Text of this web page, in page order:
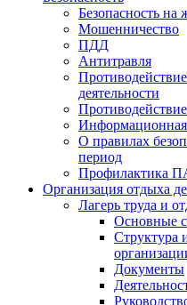
Безопасность на
Мошенничество
ПДД
Антитравля
деятельности
Информационная
О правилах
период
Профилактика
Организация отдыха
Лагерь труда и
Основные
Структура
Документы